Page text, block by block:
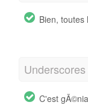
Bien, toutes
C'est